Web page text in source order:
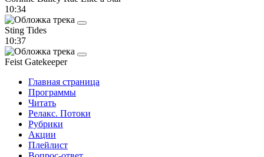
10:34
Sting Tides
10:37
Feist Gatekeeper
Главная страница
Программы
Читать
Релакс. Потоки
Рубрики
Акции
Плейлист